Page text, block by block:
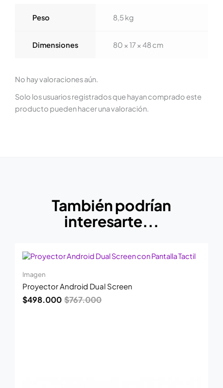
Peso 8,5 kg
Dimensiones 80 × 17 × 48 cm
No hay valoraciones aún.
Solo los usuarios registrados que hayan comprado este
producto pueden hacer una valoración.
También podrían
interesarte...
Imagen
Proyector Android Dual Screen
$767.000
precio
era:
$767.000.
$498.000
precio
es:
$498.000.